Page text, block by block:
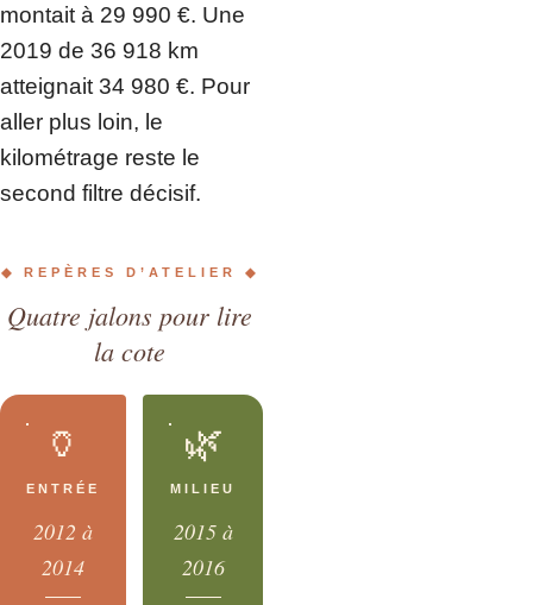
montait à 29 990 €. Une
2019 de 36 918 km
atteignait 34 980 €. Pour
aller plus loin, le
kilométrage reste le
second filtre décisif.
◆ REPÈRES D’ATELIER ◆
Quatre jalons pour lire
la cote
🏺
ENTRÉE
2012 à
2014
🌿
MILIEU
2015 à
2016